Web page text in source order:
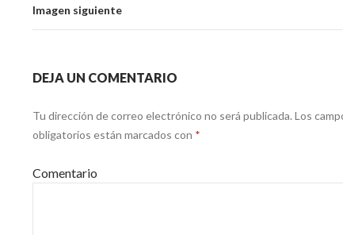
Imagen siguiente
DEJA UN COMENTARIO
Tu dirección de correo electrónico no será publicada. Los
obligatorios están marcados con *
Comentario